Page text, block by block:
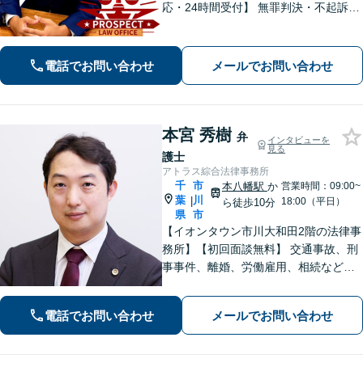
応・24時間受付】 無罪判決・不起訴多
結果へ。粘り強く、鋭く、そして迅速
に。明朗な料金体系で安心サポート。
電話でお問い合わせ メールでお問い合わせ
本宮 秀樹 弁
護士
インタビューを
見る
アトラス綜合法律事務所
千
葉
県
|
市
川
市
本八幡駅 か
ら徒歩10分
営業時間：09:00~
18:00（平日）
【イオンタウン市川大和田2階の法律事
務所】【初回面談無料】 交通事故、刑
事事件、離婚、労働雇用、相続などの
経験15年以上】依頼者様に寄り添い、
解決へと導きます【電話相談可】【本
八幡駅9分】
電話でお問い合わせ メールでお問い合わせ